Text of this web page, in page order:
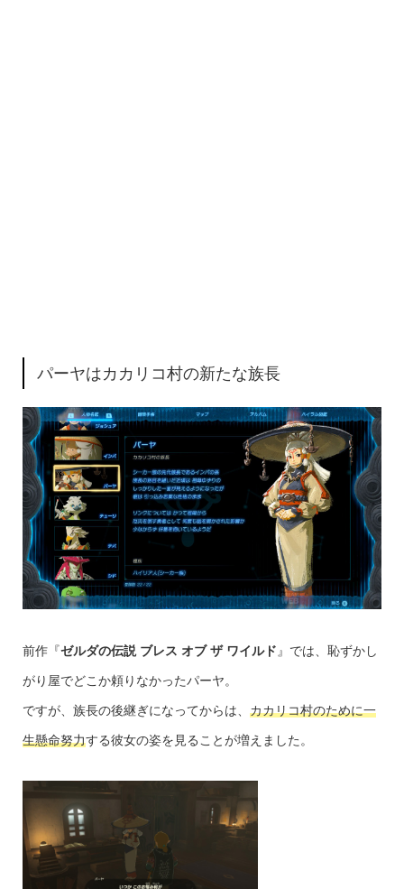
パーヤはカカリコ村の新たな族長
前作『ゼルダの伝説 ブレス オブ ザ ワイルド』では、恥ずかし
がり屋でどこか頼りなかったパーヤ。
ですが、族長の後継ぎになってからは、 カカリコ村のために一
生懸命努力する彼女の姿を見ることが増えました。